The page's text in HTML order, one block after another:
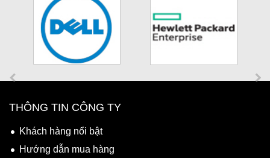
THÔNG TIN CÔNG TY
Khách hàng nổi bật
Hướng dẫn mua hàng